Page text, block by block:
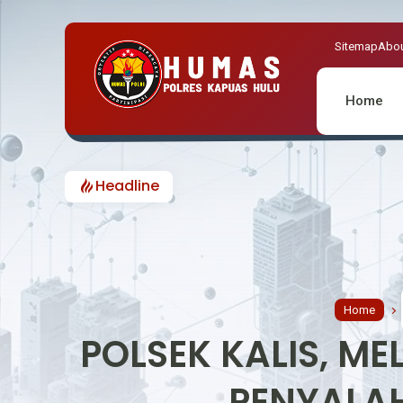
Sitemap
Home
Headline
Home
POLSEK KALIS,